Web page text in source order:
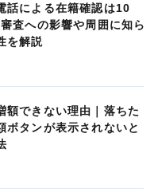
話による在籍確認は10
査への影響や周囲に知ら
を解説
額できない理由｜落ちた
ボタンが表示されないと